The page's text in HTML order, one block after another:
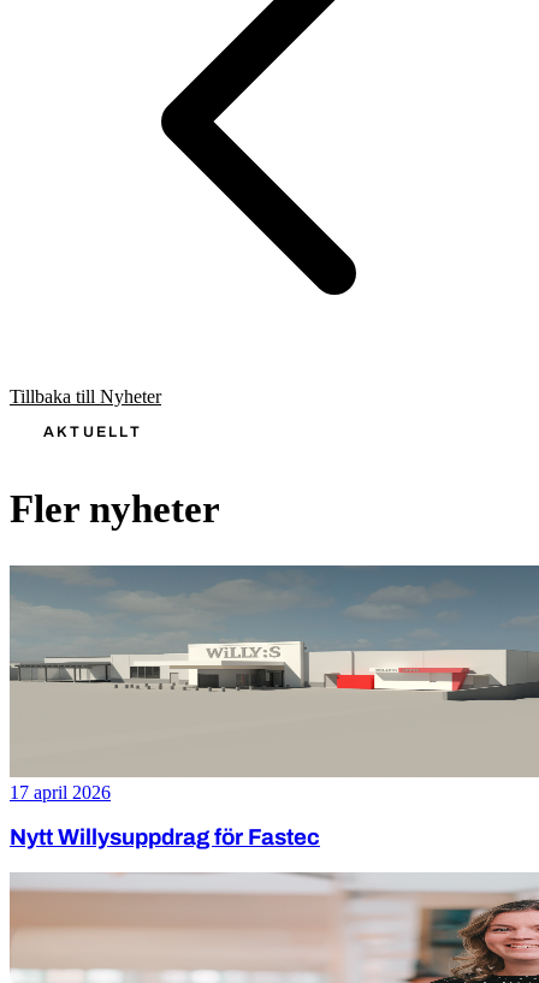
Tillbaka till Nyheter
AKTUELLT
Fler nyheter
17 april 2026
Nytt Willysuppdrag för Fastec